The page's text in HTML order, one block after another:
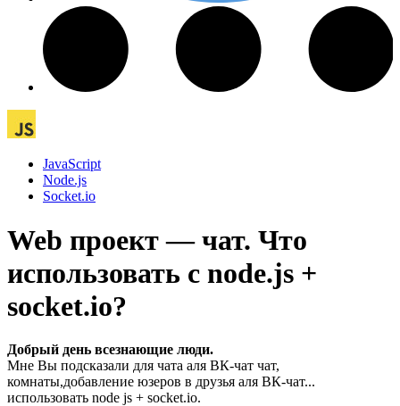
JavaScript
Node.js
Socket.io
Web проект — чат. Что
использовать с node.js +
socket.io?
Добрый день всезнающие люди.
Мне Вы подсказали для чата аля ВК-чат чат,
комнаты,добавление юзеров в друзья аля ВК-чат...
использовать node js + socket.io.